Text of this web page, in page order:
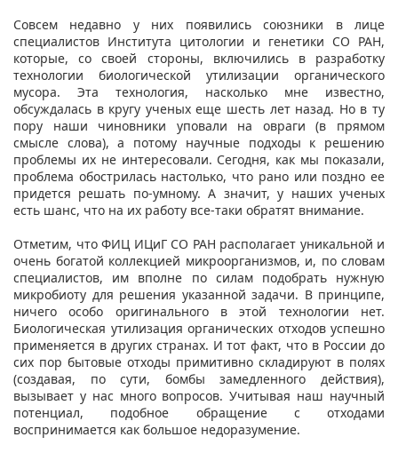
Совсем недавно у них появились союзники в лице
специалистов Института цитологии и генетики СО РАН,
которые, со своей стороны, включились в разработку
технологии биологической утилизации органического
мусора. Эта технология, насколько мне известно,
обсуждалась в кругу ученых еще шесть лет назад. Но в ту
пору наши чиновники уповали на овраги (в прямом
смысле слова), а потому научные подходы к решению
проблемы их не интересовали. Сегодня, как мы показали,
проблема обострилась настолько, что рано или поздно ее
придется решать по-умному. А значит, у наших ученых
есть шанс, что на их работу все-таки обратят внимание.
Отметим, что ФИЦ ИЦиГ СО РАН располагает уникальной и
очень богатой коллекцией микроорганизмов, и, по словам
специалистов, им вполне по силам подобрать нужную
микробиоту для решения указанной задачи. В принципе,
ничего особо оригинального в этой технологии нет.
Биологическая утилизация органических отходов успешно
применяется в других странах. И тот факт, что в России до
сих пор бытовые отходы примитивно складируют в полях
(создавая, по сути, бомбы замедленного действия),
вызывает у нас много вопросов. Учитывая наш научный
потенциал, подобное обращение с отходами
воспринимается как большое недоразумение.